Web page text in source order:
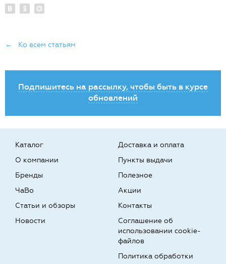
← Ко всем статьям
Подпишитесь на рассылку, чтобы быть в курсе
обновлений
Каталог
О компании
Бренды
Доставка и оплата
Пункты выдачи
Полезное
ЧаВо
Статьи и обзоры
Новости
Акции
Контакты
Соглашение об
использовании cookie-
файлов
Политика обработки